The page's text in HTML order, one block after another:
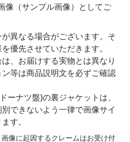
像（サンプル画像）としてご
異なる場合がございます。そ
優先させていただきます。
、お届けする実物とは異なり
等は商品説明文を必ずご確認
ーナツ盤)の裏ジャケットは、
できないよう一律で画像サイ
す。
像に起因するクレームはお受け付